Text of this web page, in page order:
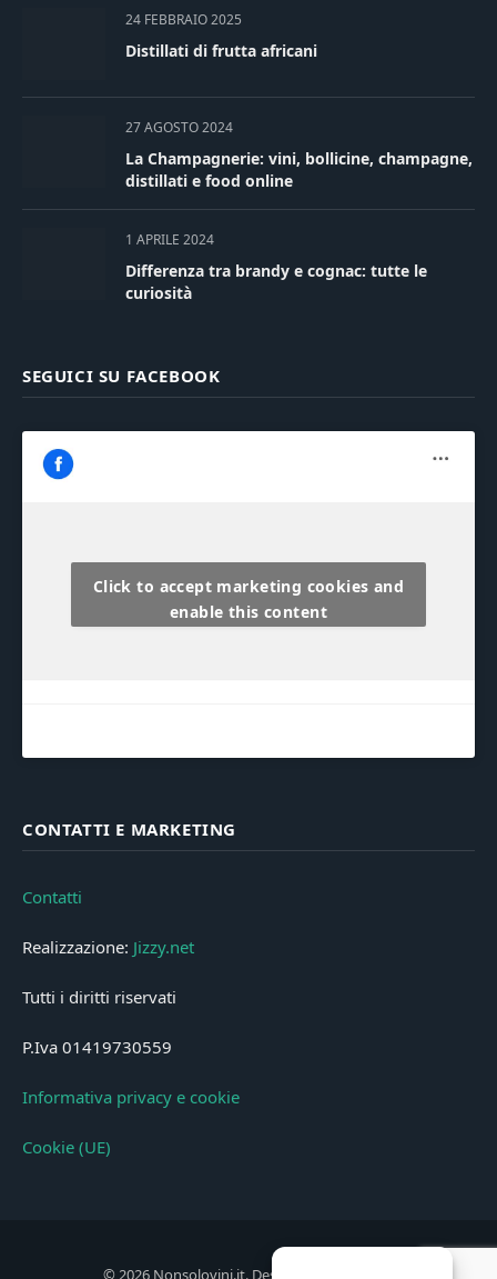
24 FEBBRAIO 2025
Distillati di frutta africani
27 AGOSTO 2024
La Champagnerie: vini, bollicine, champagne,
distillati e food online
1 APRILE 2024
Differenza tra brandy e cognac: tutte le
curiosità
SEGUICI SU FACEBOOK
Click to accept marketing cookies and
enable this content
CONTATTI E MARKETING
Contatti
Realizzazione: Jizzy.net
Tutti i diritti riservati
P.Iva 01419730559
Informativa privacy e cookie
Cookie (UE)
© 2026 Nonsolovini.it. Designed by